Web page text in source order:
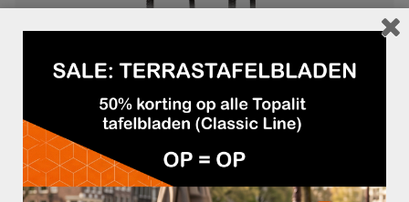
TERRASSTOEL SAINT TROPEZ MET ARM BLACK
€47,50